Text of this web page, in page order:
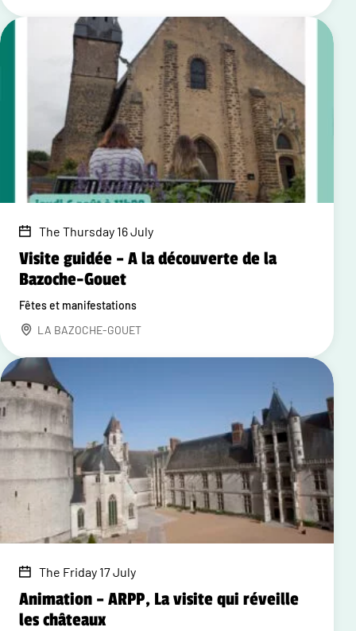
The Thursday 16 July
Visite guidée – A la découverte de la
Bazoche-Gouet
Fêtes et manifestations
LA BAZOCHE-GOUET
The Friday 17 July
Animation – ARPP, La visite qui réveille
les châteaux